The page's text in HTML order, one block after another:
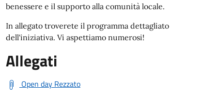
benessere e il supporto alla comunità locale.
In allegato troverete il programma dettagliato
dell'iniziativa. Vi aspettiamo numerosi!
Allegati
Open day Rezzato